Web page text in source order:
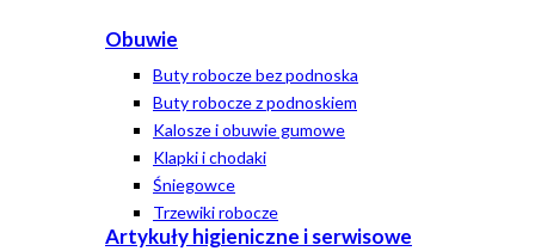
Obuwie
Buty robocze bez podnoska
Buty robocze z podnoskiem
Kalosze i obuwie gumowe
Klapki i chodaki
Śniegowce
Trzewiki robocze
Artykuły higieniczne i serwisowe